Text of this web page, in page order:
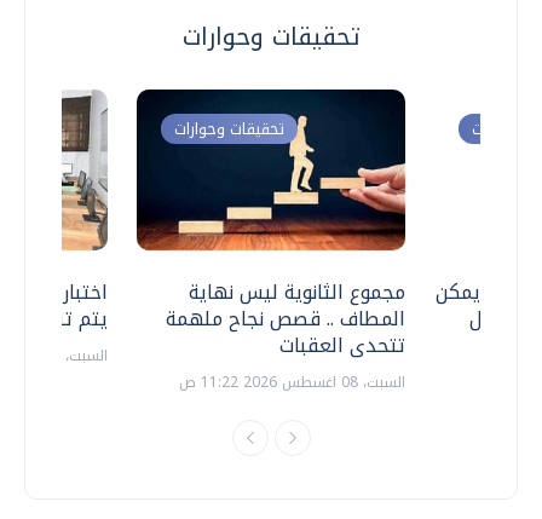
تحقيقات وحوارات
اختبارات
يتم
السبت، 18 يوليو 2026 09:22 ص
تحقيقات وحوارات
مجموع الثانوية ليس نهاية
المطاف .. قصص نجاح ملهمة
تتحدى العقبات
السبت، 08 اغسطس 2026 11:22 ص
وحوارات
.. هل يمكن
نتعامل